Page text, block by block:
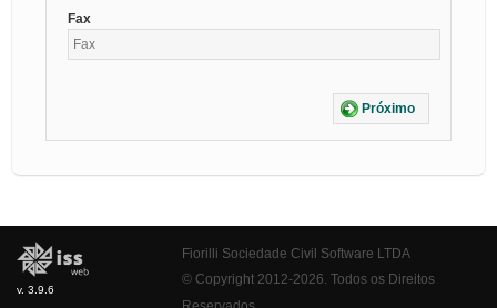
Fax
Próximo
v. 3.9.6
Fiorilli Sociedade Civil Software LTDA
© Copyright 2012-2026. Todos os Direitos